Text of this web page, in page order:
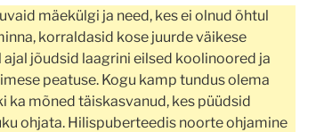
mäekülgi ja need, kes ei olnud õhtul
korraldasid kose juurde väikese
jõudsid laagrini eilsed koolinoored ja
peatuse. Kogu kamp tundus olema
ka mõned täiskasvanud, kes püüdsid
ohjata. Hilispuberteedis noorte ohjamine